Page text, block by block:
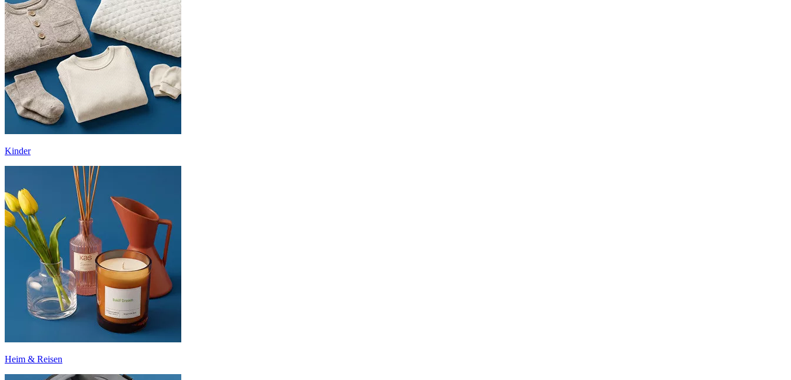
Kinder
Heim & Reisen